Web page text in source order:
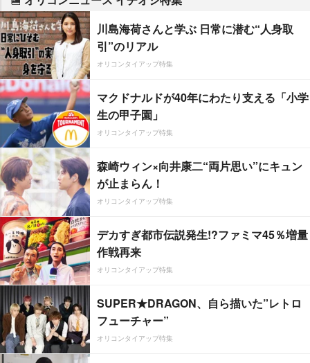
川島海荷さんと学ぶ 日常に潜む“人身取
引”のリアル
オリコンタイアップ特集
マクドナルドが40年にわたり支える「小学
生の甲子園」
オリコンタイアップ特集
森崎ウィン×向井康二“両片思い”にキュン
が止まらん！
オリコンタイアップ特集
デカすぎ都市伝説発生!?ファミマ45％増量
作戦再来
オリコンタイアップ特集
SUPER★DRAGON、自ら描いた”レトロ
フューチャー”
オリコンタイアップ特集